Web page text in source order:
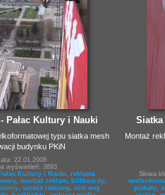
Pałac Kultury i Nauki
typu siatka mesh
budynku PKiN
22.01.2008
wyświetleń: 3893
Pałac Kultury i Nauki , reklama
, montaż reklam, billboardy,
, serwis reklamy, one way
Siatka
Montaż
Słowa
plakaty,